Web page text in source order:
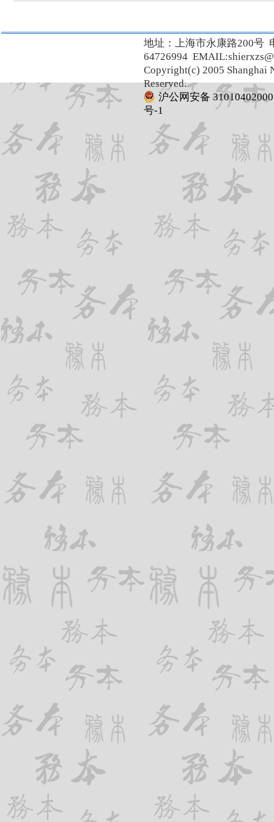
地址：上海市永康路200号
64726994
Copyright(c) 2005 Shanghai
Reserved.
沪公网安备
号-1